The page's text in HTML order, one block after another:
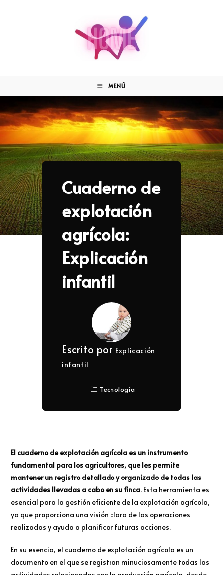
MENÚ
Cuaderno de
explotación
agrícola:
Explicación
infantil
Escrito por Explicación
infantil
Tecnología
El cuaderno de explotación agrícola es un instrumento
fundamental para los agricultores, que les permite
mantener un registro detallado y organizado de todas las
actividades llevadas a cabo en su finca. Esta herramienta es
esencial para la gestión eficiente de la explotación agrícola,
ya que proporciona una visión clara de las operaciones
realizadas y ayuda a planificar futuras acciones.
En su esencia, el cuaderno de explotación agrícola es un
documento en el que se registran minuciosamente todas las